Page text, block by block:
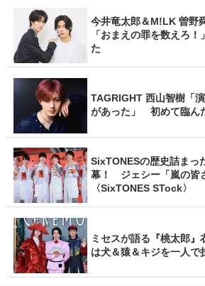
今井竜太郎＆M!LK 曽野
「おまえの罪を数えろ
た
TAGRIGHT 西山智樹「
があった」 初めて臨ん
SixTONESの歴史詰まっ
幕！ ジェシー「嵐の皆
〈SixTONES STock〉
ミセスが語る『桃太郎
は犬＆猿＆キジを一人で